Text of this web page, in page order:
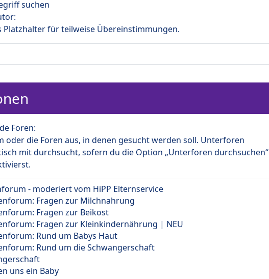
suchen
Platzhalter für teilweise Übereinstimmungen.
Foren:
oder die Foren aus, in denen gesucht werden soll. Unterforen
mit durchsucht, sofern du die Option „Unterforen durchsuchen“